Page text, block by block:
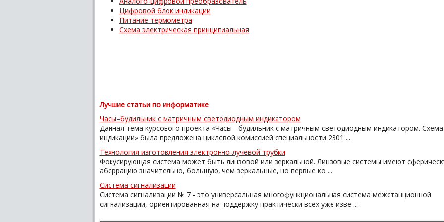
Цифровой блок индикации
Питание термометра
Схема электрическая принципиальная
Лучшие статьи по информатике
Часы–будильник с матричным светодиодным индикатором
Данная тема курсового проекта «Часы - будильник с матричным светодиодным индикатором. Схема
индикации» была предложена цикловой комиссией специальности 2301 ...
Технология изготовления электронно-лучевой трубки
Фокусирующая система может быть линзовой или зеркальной. Линзовые системы имеют
аберрацию значительно, большую, чем зеркальные, но первые ко ...
Система сигнализации
Система сигнализации № 7 - это универсальная многофункциональная система межстанционной
сигнализации, ориентированная на поддержку практически всех уже изве ...